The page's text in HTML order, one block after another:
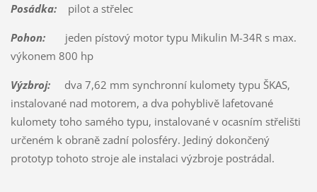
Posádka:pilot a střelec
Pohon:jeden pístový motor typu Mikulin M-34R s max.
výkonem 800 hp
Výzbroj:dva 7,62 mm synchronní kulomety typu ŠKAS,
instalované nad motorem, a dva pohyblivě lafetované
kulomety toho samého typu, instalované v ocasním střelišti
určeném k obraně zadní polosféry. Jediný dokončený
prototyp tohoto stroje ale instalaci výzbroje postrádal.